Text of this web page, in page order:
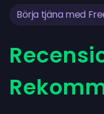
Börja tjäna med